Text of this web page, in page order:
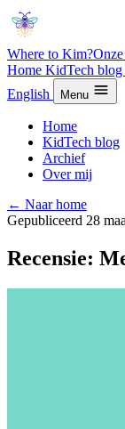
Where to Kim?
Home KidTech blog
English
Menu
Home
KidTech blog
Archief
Over mij
← Naar home
Gepubliceerd 28
Recensie: